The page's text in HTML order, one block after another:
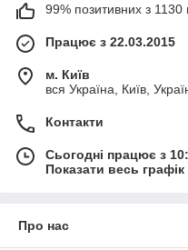
99% позитивних з 1130
Працює з 22.03.2015
м. Київ
вся Україна, Київ,
Контакти
Сьогодні працює з
Показати весь
Про нас